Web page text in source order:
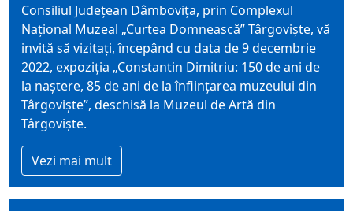
Consiliul Județean Dâmbovița, prin Complexul
Național Muzeal „Curtea Domnească” Târgoviște, vă
invită să vizitați, începând cu data de 9 decembrie
2022, expoziţia „Constantin Dimitriu: 150 de ani de
la naștere, 85 de ani de la înființarea muzeului din
Târgoviște”, deschisă la Muzeul de Artă din
Târgovişte.
Vezi mai mult